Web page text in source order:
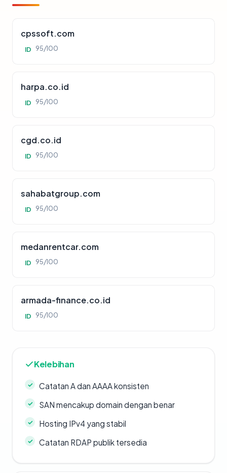
cpssoft.com
ID 95/100
harpa.co.id
ID 95/100
cgd.co.id
ID 95/100
sahabatgroup.com
ID 95/100
medanrentcar.com
ID 95/100
armada-finance.co.id
ID 95/100
Kelebihan
Catatan A dan AAAA konsisten
SAN mencakup domain dengan benar
Hosting IPv4 yang stabil
Catatan RDAP publik tersedia